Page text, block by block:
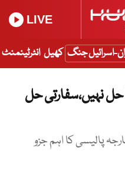
LIVE
اسرائیل جنگ کھیل انٹرٹینمنٹ
نہیں،سفارتی حل
پالیسی کا اہم جزو